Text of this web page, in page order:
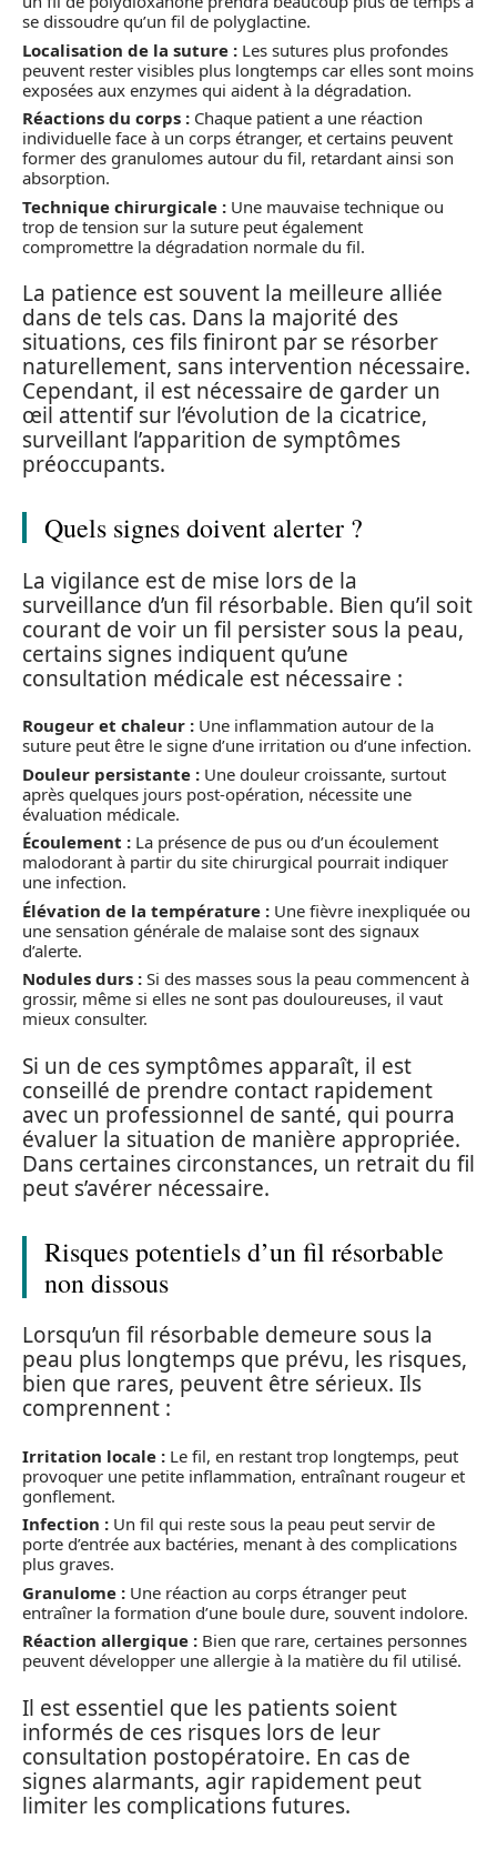
se dissoudre qu’un fil de polyglactine.
Localisation de la suture : Les sutures plus profondes
peuvent rester visibles plus longtemps car elles sont moins
exposées aux enzymes qui aident à la dégradation.
Réactions du corps : Chaque patient a une réaction
individuelle face à un corps étranger, et certains peuvent
former des granulomes autour du fil, retardant ainsi son
absorption.
Technique chirurgicale : Une mauvaise technique ou
trop de tension sur la suture peut également
compromettre la dégradation normale du fil.
La patience est souvent la meilleure alliée
dans de tels cas. Dans la majorité des
situations, ces fils finiront par se résorber
naturellement, sans intervention nécessaire.
Cependant, il est nécessaire de garder un
œil attentif sur l’évolution de la cicatrice,
surveillant l’apparition de symptômes
préoccupants.
Quels signes doivent alerter ?
La vigilance est de mise lors de la
surveillance d’un fil résorbable. Bien qu’il soit
courant de voir un fil persister sous la peau,
certains signes indiquent qu’une
consultation médicale est nécessaire :
Rougeur et chaleur : Une inflammation autour de la
suture peut être le signe d’une irritation ou d’une infection.
Douleur persistante : Une douleur croissante, surtout
après quelques jours post-opération, nécessite une
évaluation médicale.
Écoulement : La présence de pus ou d’un écoulement
malodorant à partir du site chirurgical pourrait indiquer
une infection.
Élévation de la température : Une fièvre inexpliquée ou
une sensation générale de malaise sont des signaux
d’alerte.
Nodules durs : Si des masses sous la peau commencent à
grossir, même si elles ne sont pas douloureuses, il vaut
mieux consulter.
Si un de ces symptômes apparaît, il est
conseillé de prendre contact rapidement
avec un professionnel de santé, qui pourra
évaluer la situation de manière appropriée.
Dans certaines circonstances, un retrait du fil
peut s’avérer nécessaire.
Risques potentiels d’un fil résorbable
non dissous
Lorsqu’un fil résorbable demeure sous la
peau plus longtemps que prévu, les risques,
bien que rares, peuvent être sérieux. Ils
comprennent :
Irritation locale : Le fil, en restant trop longtemps, peut
provoquer une petite inflammation, entraînant rougeur et
gonflement.
Infection : Un fil qui reste sous la peau peut servir de
porte d’entrée aux bactéries, menant à des complications
plus graves.
Granulome : Une réaction au corps étranger peut
entraîner la formation d’une boule dure, souvent indolore.
Réaction allergique : Bien que rare, certaines personnes
peuvent développer une allergie à la matière du fil utilisé.
Il est essentiel que les patients soient
informés de ces risques lors de leur
consultation postopératoire. En cas de
signes alarmants, agir rapidement peut
limiter les complications futures.